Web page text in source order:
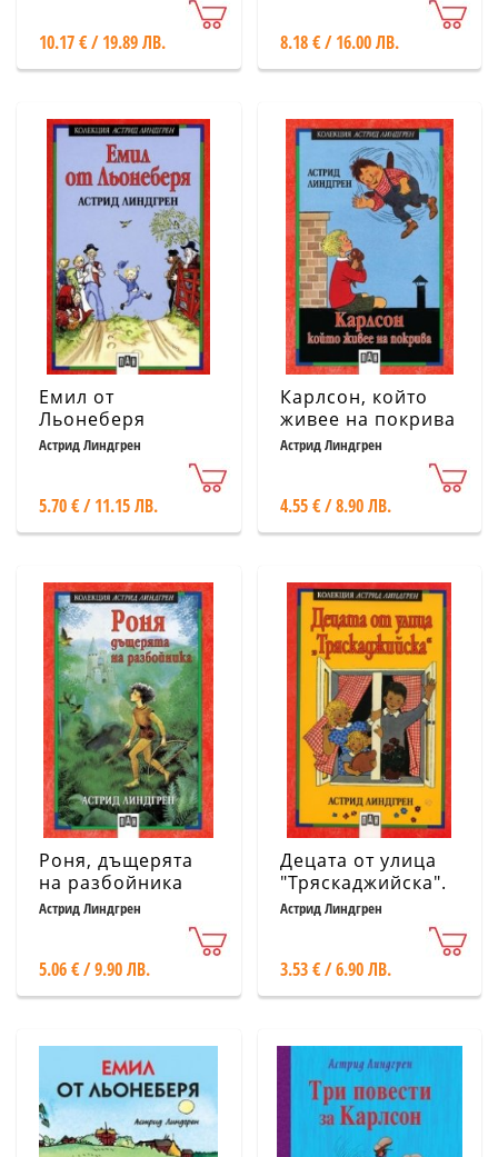
10.17 € / 19.89 ЛВ. 8.18 € / 16.00 ЛВ.
Емил от
Льонеберя
Астрид Линдгрен
5.70 € / 11.15 ЛВ.
Карлсон, който
живее на покрива
Астрид Линдгрен
4.55 € / 8.90 ЛВ.
Роня, дъщерята
на разбойника
Астрид Линдгрен
5.06 € / 9.90 ЛВ.
Децата от улица
"Тряскаджийска".
Лота се мести от
Астрид Линдгрен
3.53 € / 6.90 ЛВ.